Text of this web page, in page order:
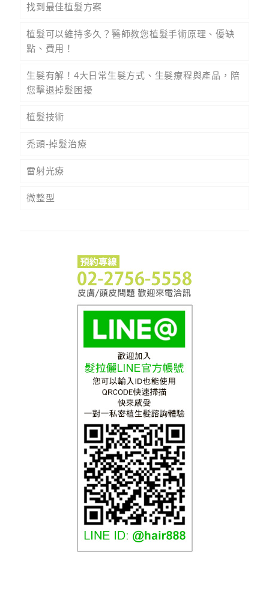
找到最佳植髮方案
植髮可以維持多久？醫師教您植髮手術原理、優缺
點、費用！
生髮有解！4大日常生髮方式、生髮療程與產品，陪
您擊退掉髮困擾
植髮技術
禿頭-掉髮治療
雷射光療
微整型